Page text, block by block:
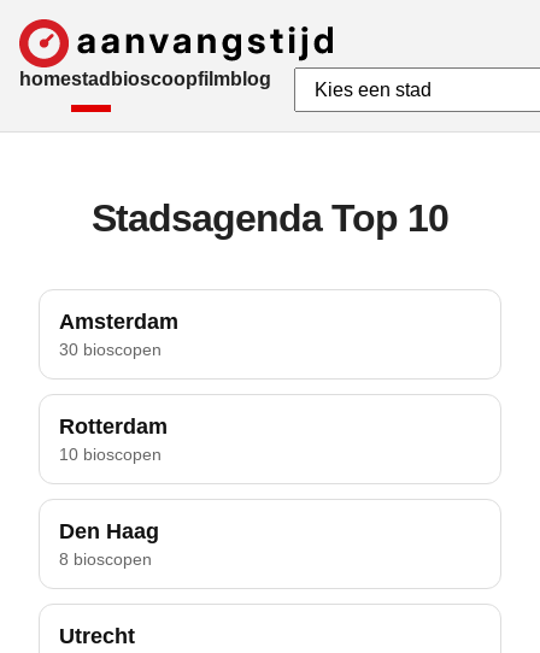
homestad bioscoopfilmblog
Stadsagenda Top 10
Amsterdam
30 bioscopen
Rotterdam
10 bioscopen
Den Haag
8 bioscopen
Utrecht